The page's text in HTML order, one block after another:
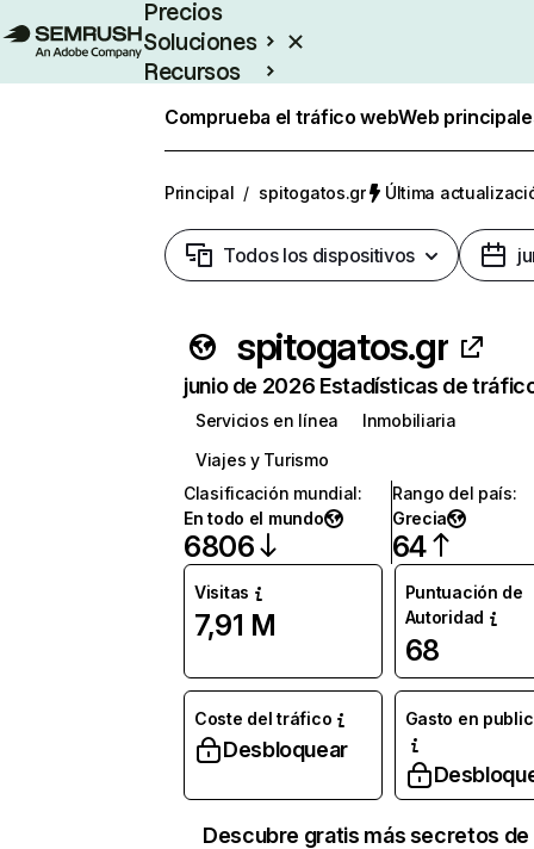
Precios
Soluciones
Recursos
Comprueba el tráfico webWeb
Principal / spitogatos.gr Última
Todos los dispositivos
spitogatos.gr
junio de 2026 Estadísticas de
Servicios en línea
Inmobiliaria
Viajes y Turismo
Clasificación mundial:
En todo el mundo
6806
Rango del país:
Grecia
64
Visitas
7,91 M
Puntuación de
Autoridad
68
Coste del tráfico
Desbloquear
Gasto en
Descubre gratis más secretos de